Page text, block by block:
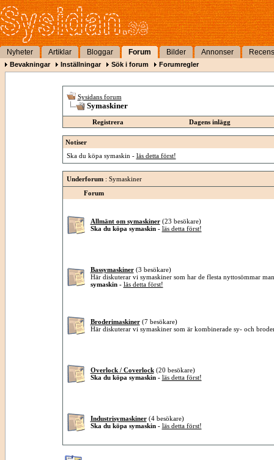
Nyheter Artiklar Bloggar Forum Bilder Annonser
Bevakningar Inställningar Sök i forum Forumregler
Sysidans forum
Symaskiner
Registrera Dagens inlägg
Notiser
Ska du köpa symaskin - läs detta först!
Underforum: Symaskiner
Forum
Allmänt om symaskiner (23 besökare)
Ska du köpa symaskin - läs detta först!
Bassymaskiner (3 besökare)
Här diskuterar vi symaskiner som har de flesta nyttosömmar
symaskin - läs detta först!
Broderimaskiner (7 besökare)
Här diskuterar vi symaskiner som är kombinerade sy- och
Overlock / Coverlock (20 besökare)
Ska du köpa symaskin - läs detta först!
Industrisymaskiner (4 besökare)
Ska du köpa symaskin - läs detta först!